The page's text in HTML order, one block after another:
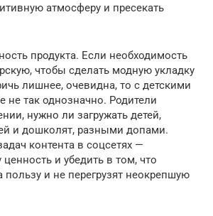
атмосферу и пресекать
продукта. Если необходимость
чтобы сделать модную укладку
лишнее, очевидна, то с детскими
не так однозначно. Родители
нужно ли загружать детей,
и дошколят, разными допами.
контента в соцсетях —
и убедить в том, что
пользу и не перегрузят неокрепшую